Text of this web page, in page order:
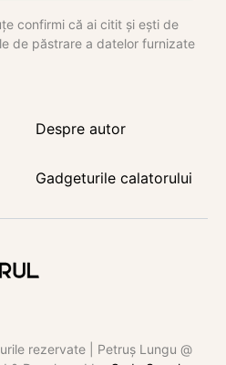
confirmi că ai citit și ești de
de păstrare a datelor furnizate
Despre autor
Gadgeturile calatorului
rezervate | Petruș Lungu @